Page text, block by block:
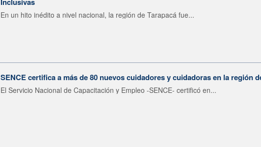
En un hito inédito a nivel nacional, la región de Tarapacá fue...
SENCE certifica a más de 80 nuevos cuidadores y cuidadoras en la región
El Servicio Nacional de Capacitación y Empleo -SENCE- certificó en...